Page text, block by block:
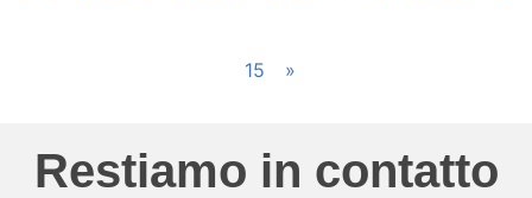
15 »
Restiamo in contatto